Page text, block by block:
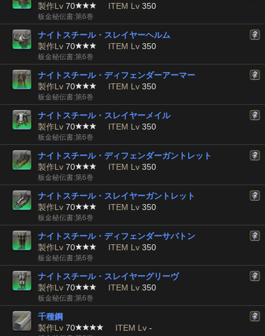
製作Lv 70 ITEM Lv 350
板金秘伝書:第6巻
ナイトスチール・スレイヤーヘルム
製作Lv 70 ITEM Lv 350
板金秘伝書:第6巻
ナイトスチール・ディフェンダーアーマー
製作Lv 70 ITEM Lv 350
板金秘伝書:第6巻
ナイトスチール・スレイヤーメイル
製作Lv 70 ITEM Lv 350
板金秘伝書:第6巻
ナイトスチール・ディフェンダーガントレット
製作Lv 70 ITEM Lv 350
板金秘伝書:第6巻
ナイトスチール・スレイヤーガントレット
製作Lv 70 ITEM Lv 350
板金秘伝書:第6巻
ナイトスチール・ディフェンダーサバトン
製作Lv 70 ITEM Lv 350
板金秘伝書:第6巻
ナイトスチール・スレイヤーグリーヴ
製作Lv 70 ITEM Lv 350
板金秘伝書:第6巻
千種鋼
製作Lv 70 ITEM Lv -